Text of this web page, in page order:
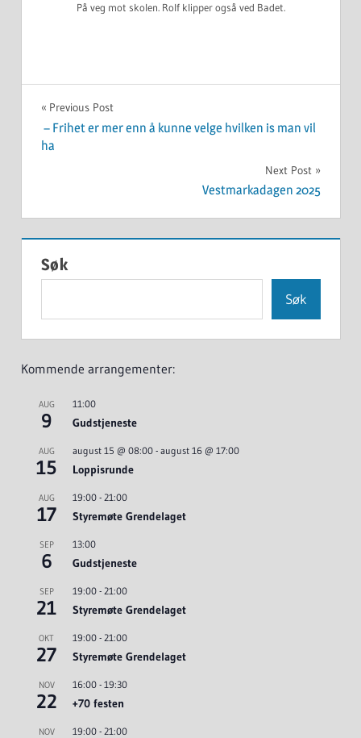
På veg mot skolen. Rolf klipper også ved Badet.
UKATEGORISERT
Innleggsnavigasjon
Previous Post
– Frihet er mer enn å kunne velge hvilken is man vil
ha
Next Post
Vestmarkadagen 2025
Søk
Søk
Kommende arrangementer:
AUG
9
11:00
Gudstjeneste
AUG
15
august 15 @ 08:00- august 16 @ 17:00
Loppisrunde
AUG
17
19:00- 21:00
Styremøte Grendelaget
SEP
6
13:00
Gudstjeneste
SEP
21
19:00- 21:00
Styremøte Grendelaget
OKT
27
19:00- 21:00
Styremøte Grendelaget
NOV
22
16:00- 19:30
+70 festen
NOV 19:00- 21:00